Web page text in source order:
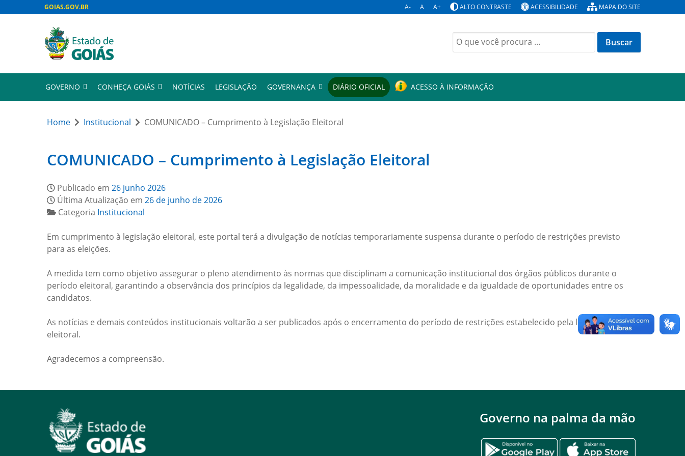
GOIAS.GOV.BR A- A A+ ALTO CONTRASTE ACESSIBILIDADE MAPA DO SITE
Buscar
por:
GOVERNO CONHEÇA GOIÁS NOTÍCIAS LEGISLAÇÃO GOVERNANÇA DIÁRIO OFICIAL ACESSO À INFORMAÇÃO
Home Institucional COMUNICADO – Cumprimento à Legislação Eleitoral
COMUNICADO – Cumprimento à Legislação Eleitoral
Publicado em 26 junho 2026
Última Atualização em 26 de junho de 2026
Categoria Institucional
Em cumprimento à legislação eleitoral, este portal terá a divulgação de notícias temporariamente suspensa durante o período de restrições previsto
para as eleições.
A medida tem como objetivo assegurar o pleno atendimento às normas que disciplinam a comunicação institucional dos órgãos públicos durante o
período eleitoral, garantindo a observância dos princípios da legalidade, da impessoalidade, da moralidade e da igualdade de oportunidades entre os
candidatos.
As notícias e demais conteúdos institucionais voltarão a ser publicados após o encerramento do período de restrições estabelecido pela legislação
eleitoral.
Agradecemos a compreensão.
Governo na palma da mão